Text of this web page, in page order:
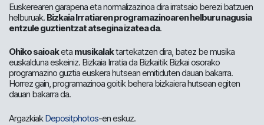
Euskerearen garapena eta normalizazinoa dira irratsaio berezi batzuen
helburuak. Bizkaia Irratiaren programazinoaren helburu nagusia
entzule guztientzat atsegina izatea da.
Ohiko saioaketa musikalaktartekatzen dira, batez be musika
euskalduna eskeiniz. Bizkaia Irratia da Bizkaitik Bizkai osorako
programazino guztia euskera hutsean emitiduten dauan bakarra.
Horrez gain, programazinoa goitik behera bizkaiera hutsean egiten
dauan bakarra da.
ArgazkiakDepositphotos-en eskuz.